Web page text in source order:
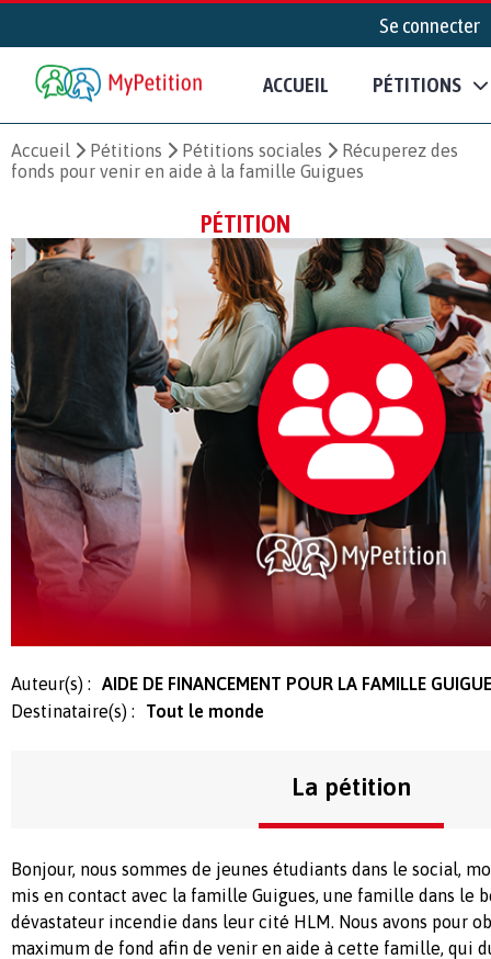
Se connecter
ACCUEIL PÉTITIONS
Accueil Pétitions Pétitions sociales
Récuperez des
fonds pour venir en aide à la famille Guigues
PÉTITION
Auteur(s) :
AIDE DE FINANCEMENT POUR LA FAMILLE
Destinataire(s) :
Tout le monde
La pétition
Bonjour, nous sommes de jeunes étudiants dans le social,
mis en contact avec la famille Guigues, une famille dans le
dévastateur incendie dans leur cité HLM. Nous avons pour
maximum de fond afin de venir en aide à cette famille, qui